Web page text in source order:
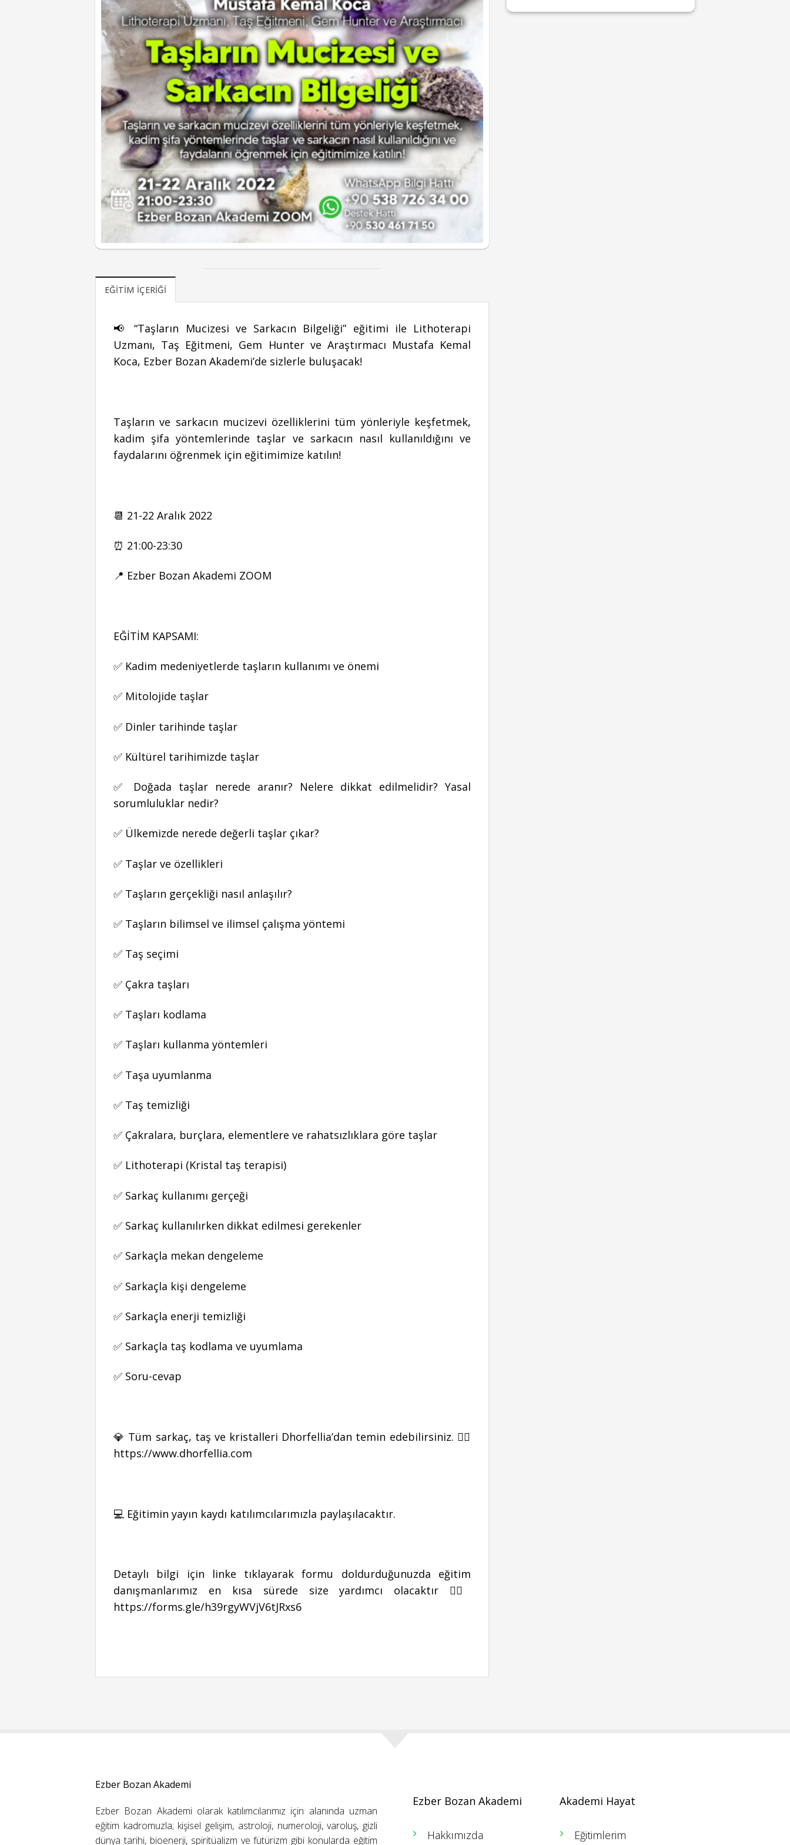
EĞITIM İÇERIĞI
📢 “Taşların Mucizesi ve Sarkacın Bilgeliği” eğitimi ile Lithoterapi
Uzmanı, Taş Eğitmeni, Gem Hunter ve Araştırmacı Mustafa Kemal
Koca, Ezber Bozan Akademi’de sizlerle buluşacak!
Taşların ve sarkacın mucizevi özelliklerini tüm yönleriyle keşfetmek,
kadim şifa yöntemlerinde taşlar ve sarkacın nasıl kullanıldığını ve
faydalarını öğrenmek için eğitimimize katılın!
📆 21-22 Aralık 2022
⏰ 21:00-23:30
📍 Ezber Bozan Akademi ZOOM
EĞİTİM KAPSAMI:
✅ Kadim medeniyetlerde taşların kullanımı ve önemi
✅ Mitolojide taşlar
✅ Dinler tarihinde taşlar
✅ Kültürel tarihimizde taşlar
✅ Doğada taşlar nerede aranır? Nelere dikkat edilmelidir? Yasal
sorumluluklar nedir?
✅ Ülkemizde nerede değerli taşlar çıkar?
✅ Taşlar ve özellikleri
✅ Taşların gerçekliği nasıl anlaşılır?
✅ Taşların bilimsel ve ilimsel çalışma yöntemi
✅ Taş seçimi
✅ Çakra taşları
✅ Taşları kodlama
✅ Taşları kullanma yöntemleri
✅ Taşa uyumlanma
✅ Taş temizliği
✅ Çakralara, burçlara, elementlere ve rahatsızlıklara göre taşlar
✅ Lithoterapi (Kristal taş terapisi)
✅ Sarkaç kullanımı gerçeği
✅ Sarkaç kullanılırken dikkat edilmesi gerekenler
✅ Sarkaçla mekan dengeleme
✅ Sarkaçla kişi dengeleme
✅ Sarkaçla enerji temizliği
✅ Sarkaçla taş kodlama ve uyumlama
✅ Soru-cevap
💎 Tüm sarkaç, taş ve kristalleri Dhorfellia’dan temin edebilirsiniz. 👉🏻
https://www.dhorfellia.com
💻 Eğitimin yayın kaydı katılımcılarımızla paylaşılacaktır.
Detaylı bilgi için linke tıklayarak formu doldurduğunuzda eğitim
danışmanlarımız en kısa sürede size yardımcı olacaktır 👉🏻
https://forms.gle/h39rgyWVjV6tJRxs6
Ezber Bozan Akademi
Ezber Bozan Akademi olarak katılımcılarımız için alanında uzman
eğitim kadromuzla; kişisel gelişim, astroloji, numeroloji, varoluş, gizli
dünya tarihi, bioenerji, spiritüalizm ve fütürizm gibi konularda eğitim
Ezber Bozan Akademi
Hakkımızda
Akademi Hayat
Eğitimlerim